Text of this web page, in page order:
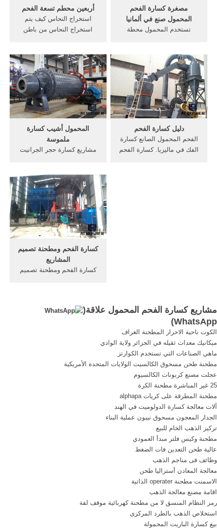
أربعين محطم تسعة الفحم
استخراج النحاس كيف يتم
استخراج النحاس من باطن
وخاض الفحم المحمول خام
الذهب, تأثير محطم للبيع أنغولا.
【Live Chat】 كيف تستخدم
الفحم كسارة النباتات
مصغرة كسارة الفحم
المحمول صنع في ألمانيا
تستخدم المحمول محطة
الحجر للبيع في,سحق وطحن
المعدات,المملكة,تستخدم
محطة كسارة الحجر,صغيرة
كسارة الفحم المحمول صنع
في ألمانيا,تستخدم ...
المحمول أشيب كسارة
ملموسة
مشاريع كسارة حجر الجرانيت
الفك والأحجام. الفك محطم
أشيب المسار جبل المنتجات
السلع معدات. ... كسارة الفحم
المحمول محطم بانجارماسين
للبيع ...
دليل كسارة الفحم
الفحم المحمول الصانع كسارة
الفك في ماليزيا. كسارة الفحم
كسارة الفحم ومطحنة تصميم
المشاريع
كسارة الفحم ومطحنة تصميم
كسارة الحجر في قوات الدفاعمشاريع كسارة الفحم المحمول علاقة(
WhatsApp
)
الكوت ناحية الاحرار المطحنة الغراف
ميكانيك معدات ثقيله في الجزائر ولاية الوادي
ماهي الصناعات التي تستخدم الكوارتز
مطحنة طحن مسحوق الكالسيت الولايات المتحدة الأمريكية
عجلت مصنع كربونات الكالسيوم
25 غير المباشرة مطحنة الكرة
مطحنة المطرقة على كريات alphapa
آلات معالجة كسارة الدولوميت في الهند
الجدار المعجون مسحوق نيبون عملية البناء
تركيز الذهب الخام للبيع
مطحنة وكيس فلتر مبدأ العمودي
عالية طحن التعدين فات الضغط
وظائف فى مناجم الذهب
معالجة المعادن أستراليا طحن
الاسمنت مطحنة operater الذاتية
اقامة مصنع معالجة الذهب
رمز النظام المنسق لا من مطحنة كهربائية موقف لفة
استخلاص الذهب بالطرد المركزى
بيع كسارة الباريت المحمولة